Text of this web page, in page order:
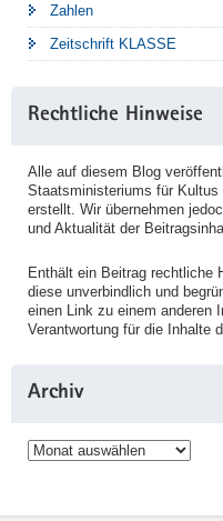
Zahlen
Zeitschrift KLASSE
Rechtliche Hinweise
Alle auf diesem Blog
Staatsministeriums für
erstellt. Wir übernehmen
und Aktualität der
Enthält ein Beitrag rechtliche
diese unverbindlich und
einen Link zu einem anderen
Verantwortung für die Inhalte
Archiv
Archiv